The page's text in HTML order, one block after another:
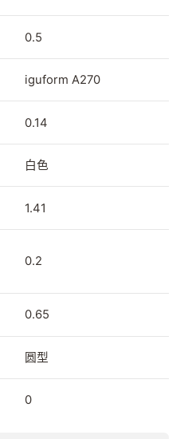
0.5
iguform A270
0.14
白色
1.41
0.2
0.65
圆型
0